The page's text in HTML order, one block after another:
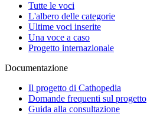
Tutte le voci
L'albero delle categorie
Ultime voci inserite
Una voce a caso
Progetto internazionale
Documentazione
Il progetto di Cathopedia
Domande frequenti sul progetto
Guida alla consultazione